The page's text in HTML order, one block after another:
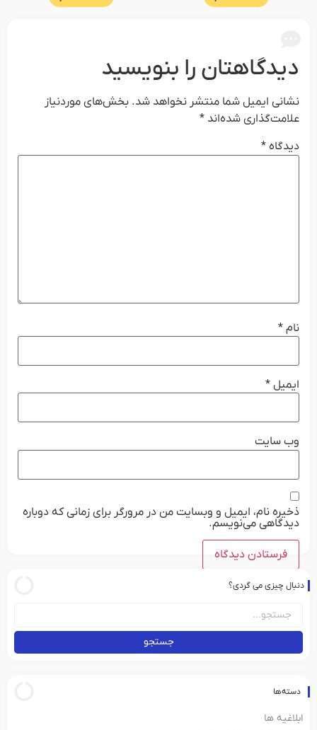
دیدگاهتان را بنویسید
نشانی ایمیل شما منتشر نخواهد شد. بخش‌های موردنیاز
علامت‌گذاری شده‌اند *
دیدگاه *
نام *
ایمیل *
وب‌ سایت
ذخیره نام، ایمیل و وبسایت من در مرورگر برای زمانی که دوباره
دیدگاهی می‌نویسم.
دنبال چیزی می گردی؟
جستجو
دسته‌ها
ابلاغیه ها